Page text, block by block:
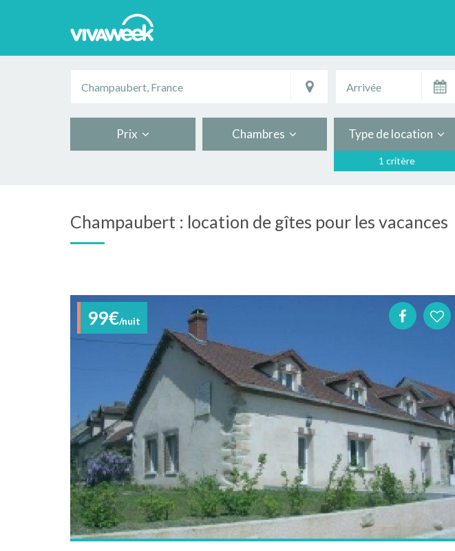
Prix Chambres Type de location
1 critère
Champaubert : location de gîtes pour les vacances
99€/nuit